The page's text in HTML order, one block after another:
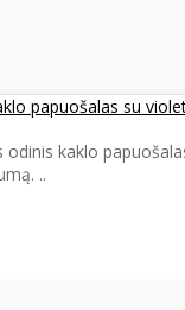
papuošalas su
odinis kaklo
..